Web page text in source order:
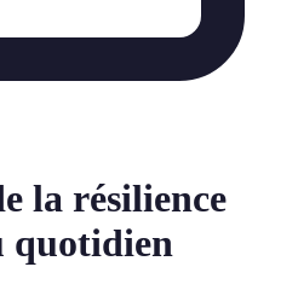
la résilience
quotidien